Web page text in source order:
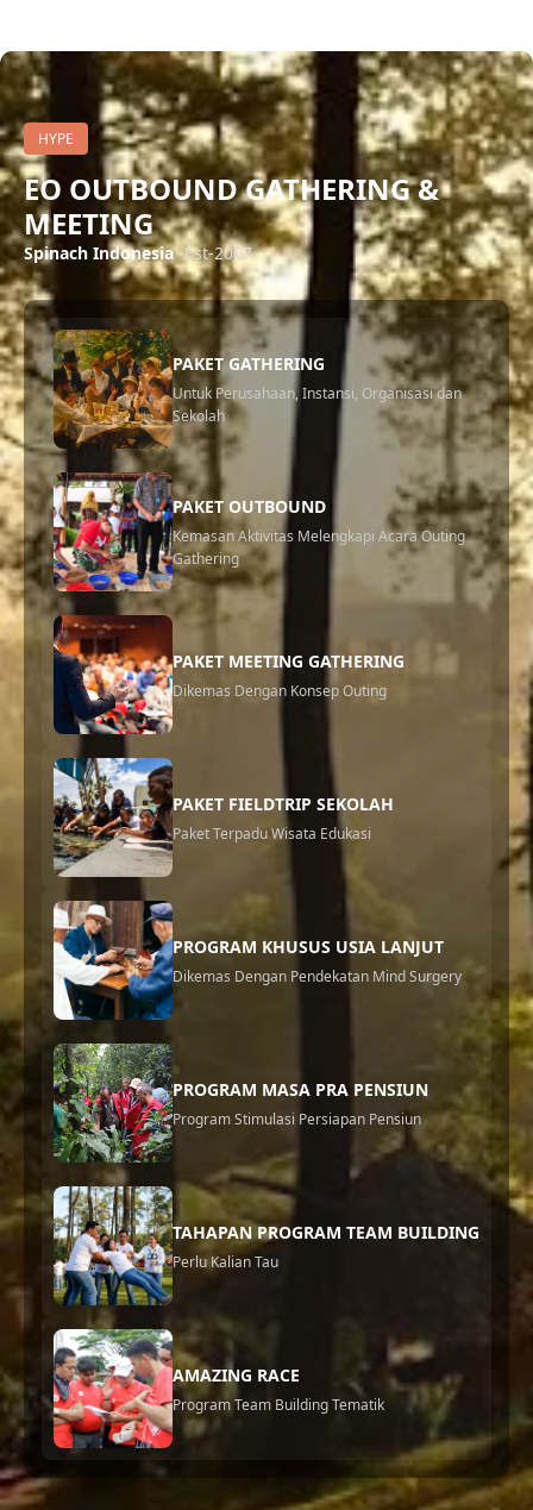
HYPE
EO OUTBOUND GATHERING &
MEETING
Spinach Indonesia-Est-2007
PAKET GATHERING
Untuk Perusahaan, Instansi, Organisasi dan
Sekolah
PAKET OUTBOUND
Kemasan Aktivitas Melengkapi Acara Outing
Gathering
PAKET MEETING GATHERING
Dikemas Dengan Konsep Outing
PAKET FIELDTRIP SEKOLAH
Paket Terpadu Wisata Edukasi
PROGRAM KHUSUS USIA LANJUT
Dikemas Dengan Pendekatan Mind Surgery
PROGRAM MASA PRA PENSIUN
Program Stimulasi Persiapan Pensiun
TAHAPAN PROGRAM TEAM BUILDING
Perlu Kalian Tau
AMAZING RACE
Program Team Building Tematik